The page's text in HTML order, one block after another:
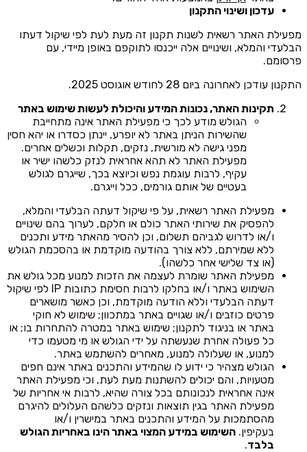
עדכון ושינוי התקנון
מפעילת האתר רשאית לשנות תקנון זה מעת לעת לפי שיקול דעתו
הבלעדי והמלא, ושינויים אלה ייכנסו לתוקפם באופן מיידי, עם
פרסומם.
התקנון עודכן לאחרונה ביום 28 לחודש אוגוסט 2025.
תקינות האתר, נכונות המידע והיכולת לעשות שימוש באתר
הגולש מודע לכך כי מפעילת האתר אינה מתחייבת
שהשירות הניתן באתר לא יופרע, יינתן כסדרו או יהא חסין
מפני גישה לא מורשית, נזקים, תקלות וכשלים אחרים.
מפעילת האתר לא תהא אחראית לנזק כלשהו ישיר או
עקיף, לרבות עוגמת נפש וכיוצא בכך, שייגרם לגולש
בעטיים של אותם גורמים, ככל וייגרם.
מפעילת האתר רשאית, על פי שיקול דעתה הבלעדי והמלא,
להפסיק את שירותי האתר כולם או חלקם, לערוך בהם שינויים
ו/או לדרוש לגביהם תשלום, וכן להסיר מהאתר מידע ותכנים
ללא שמירתם, ללא צורך בהודעה מוקדמת או בהסכמת הגולש
(או צד שלישי אחר כלשהו).
מפעילת האתר שומרת לעצמה את הזכות למנוע מכל גולש את
השימוש באתר ו/או בחלקו לרבות חסימת כתובות IP לפי שיקול
דעתה הבלעדי וללא הודעה מוקדמת, וכן כאשר מושארים
פרטים כוזבים ו/או שגויים באתר במתכוון; שימוש לא חוקי
באתר או בניגוד לתקנון; שימוש באתר במטרה להתחרות בו; או
כל פעולה אחרת שנעשתה על ידי הגולש או מי מטעמו כדי
למנוע, או שעלולה למנוע, מאחרים להשתמש באתר.
הגולש מצהיר כי ידוע לו שהמידע והתכנים באתר אינם חפים
מטעויות, והם יכולים להשתנות מעת לעת, וכי מפעילת האתר
אינה אחראית לנכונותם בכל צורה שהיא, לרבות אי אחריות של
מפעילת האתר בגין תוצאות ונזקים כלשהם העלולים להיגרם
מהסתמכות על המידע והתכנים באתר במישרין ו/או
בעקיפין. השימוש במידע המצוי באתר הינו באחריות הגולש
בלבד.